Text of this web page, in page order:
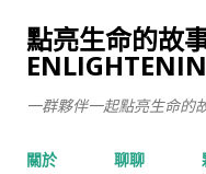
點亮生命的故
一群夥伴一起點亮生命的
關於 聊聊